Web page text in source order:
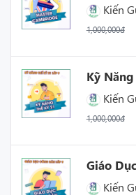
Kiến
1,000,000đ
Kỹ
Kiến
1,000,000đ
Giáo
Kiến